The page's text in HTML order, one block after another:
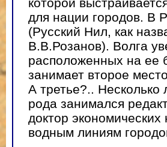
которой
для нации городов. В
(Русский Нил, как
В.В.Розанов). Волга
расположенных на ее
занимает второе
А третье?.. Несколько
рода занимался
доктор
водным линиям